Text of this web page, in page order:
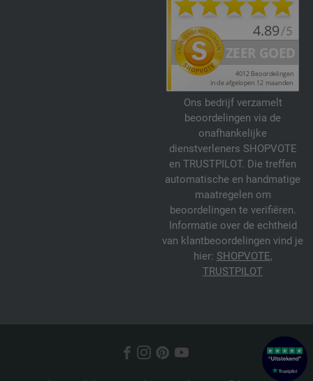
Ons bedrijf verzamelt
beoordelingen via de
onafhankelijke
dienstverleners SHOPVOTE
en TRUSTPILOT. Die treffen
automatische en handmatige
maatregelen om
beoordelingen te verifiëren.
Informatie over de echtheid
van klantbeoordelingen vind je
hier: SHOPVOTE,
TRUSTPILOT